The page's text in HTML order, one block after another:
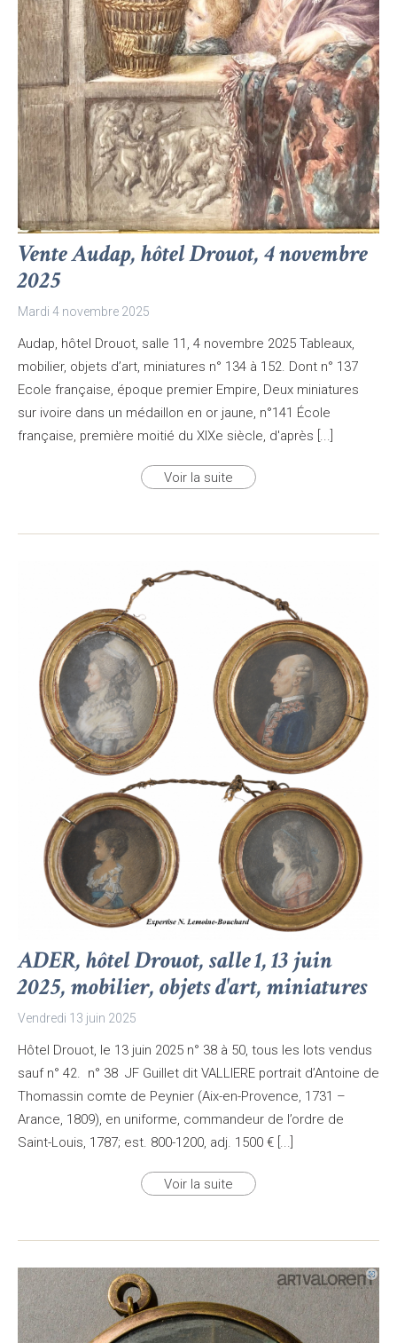
Vente Audap, hôtel Drouot, 4 novembre
2025
Mardi 4 novembre 2025
Audap, hôtel Drouot, salle 11, 4 novembre 2025 Tableaux,
mobilier, objets d’art, miniatures n° 134 à 152. Dont n° 137
Ecole française, époque premier Empire, Deux miniatures
sur ivoire dans un médaillon en or jaune, n°141 École
française, première moitié du XIXe siècle, d'après [...]
Voir la suite
ADER, hôtel Drouot, salle 1, 13 juin
2025, mobilier, objets d'art, miniatures
Vendredi 13 juin 2025
Hôtel Drouot, le 13 juin 2025 n° 38 à 50, tous les lots vendus
sauf n° 42. n° 38 JF Guillet dit VALLIERE portrait d’Antoine de
Thomassin comte de Peynier (Aix-en-Provence, 1731 –
Arance, 1809), en uniforme, commandeur de l’ordre de
Saint-Louis, 1787; est. 800-1200, adj. 1500 € [...]
Voir la suite